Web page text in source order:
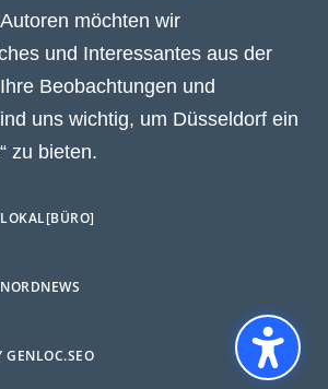
möchten wir
und Interessantes aus der
Beobachtungen und
uns wichtig, um Düsseldorf ein
zu bieten.
GENLOC.SEO